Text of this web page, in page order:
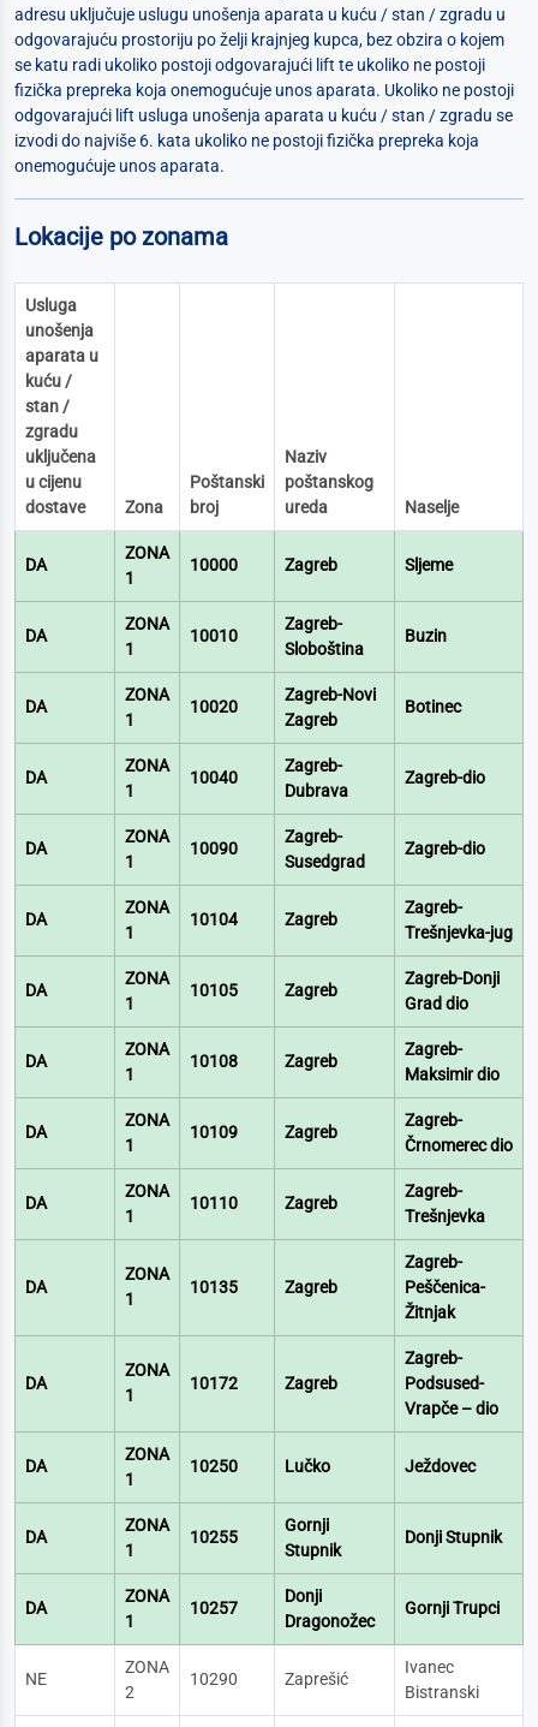
adresu uključuje uslugu unošenja aparata u kuću / stan / zgradu u
odgovarajuću prostoriju po želji krajnjeg kupca, bez obzira o kojem
se katu radi ukoliko postoji odgovarajući lift te ukoliko ne postoji
fizička prepreka koja onemogućuje unos aparata. Ukoliko ne postoji
odgovarajući lift usluga unošenja aparata u kuću / stan / zgradu se
izvodi do najviše 6. kata ukoliko ne postoji fizička prepreka koja
onemogućuje unos aparata.
Lokacije po zonama
Usluga
unošenja
aparata u
kuću /
stan /
zgradu
uključena
u cijenu
dostave
Zona
Poštanski
broj
Naziv
poštanskog
ureda
Naselje
DA
ZONA
1
10000 Zagreb Sljeme
DA
ZONA
1
10010
Zagreb-
Sloboština
Buzin
DA
ZONA
1
10020
Zagreb-Novi
Zagreb
Botinec
DA
ZONA
1
10040
Zagreb-
Dubrava
Zagreb-dio
DA
ZONA
1
10090
Zagreb-
Susedgrad
Zagreb-dio
DA
ZONA
1
10104 Zagreb
Zagreb-
Trešnjevka-jug
DA
ZONA
1
10105 Zagreb
Zagreb-Donji
Grad dio
DA
ZONA
1
10108 Zagreb
Zagreb-
Maksimir dio
DA
ZONA
1
10109 Zagreb
Zagreb-
Črnomerec dio
DA
ZONA
1
10110 Zagreb
Zagreb-
Trešnjevka
DA
ZONA
1
10135 Zagreb
Zagreb-
Peščenica-
Žitnjak
DA
ZONA
1
10172 Zagreb
Zagreb-
Podsused-
Vrapče – dio
DA
ZONA
1
10250 Lučko Ježdovec
DA
ZONA
1
10255
Gornji
Stupnik
Donji Stupnik
DA
ZONA
1
10257
Donji
Dragonožec
Gornji Trupci
NE
ZONA
2
10290 Zaprešić
Ivanec
Bistranski